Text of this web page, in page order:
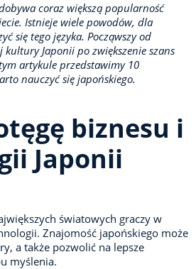
coraz większą popularność
Istnieje wiele powodów, dla
się tego języka. Począwszy od
Japonii po zwiększenie szans
artykule przedstawimy 10
nauczyć się japońskiego.
biznesu i
Japonii
światowych graczy w
Znajomość japońskiego może
a także pozwolić na lepsze
myślenia.